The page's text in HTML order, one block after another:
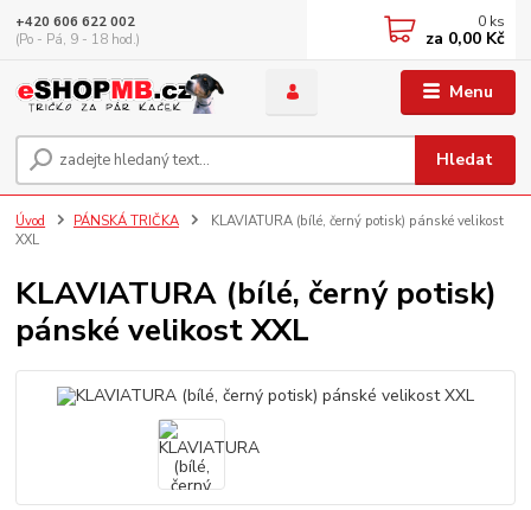
Menu
Hledat
+420 606 622 002
(Po - Pá, 9 - 18 hod.)
0 ks
za 0,00 Kč
Úvod PÁNSKÁ TRIČKA
KLAVIATURA (bílé, černý potisk) pánské velikost
XXL
KLAVIATURA (bílé, černý potisk)
pánské velikost XXL